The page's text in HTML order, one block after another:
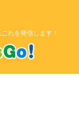
れを発信します！